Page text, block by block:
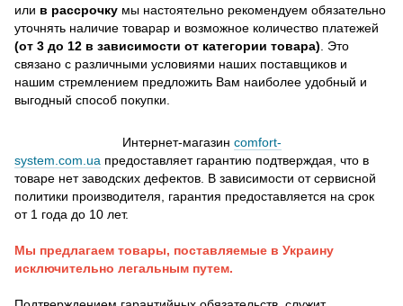
или в рассрочку мы настоятельно рекомендуем обязательно
уточнять наличие товарар и возможное количество платежей
(от 3 до 12 в зависимости от категории товара) . Это
связано с различными условиями наших поставщиков и
нашим стремлением предложить Вам наиболее удобный и
выгодный способ покупки.
Интернет-магазин comfort-
system.com.ua предоставляет гарантию подтверждая, что в
товаре нет заводских дефектов. В зависимости от сервисной
политики производителя, гарантия предоставляется на срок
от 1 года до 10 лет.
Мы предлагаем товары, поставляемые в Украину
исключительно легальным путем.